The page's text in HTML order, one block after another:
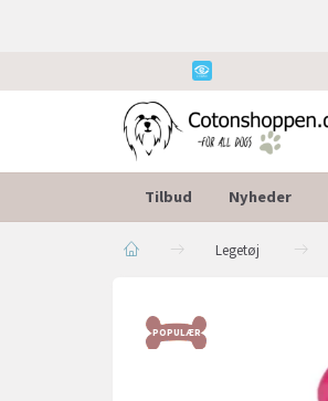
Tilbud Nyheder
Legetøj
POPULÆR